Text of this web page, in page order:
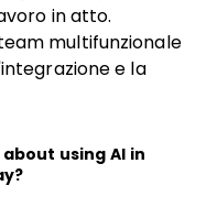
in atto.
multifunzionale
e la
using AI in